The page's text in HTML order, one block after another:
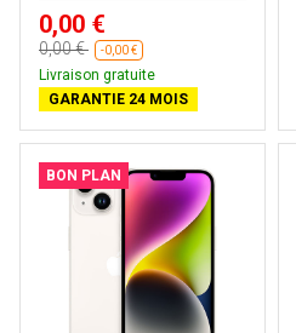
0,00 €
0,00 € -0,00 €
Livraison gratuite
GARANTIE 24 MOIS
BON PLAN